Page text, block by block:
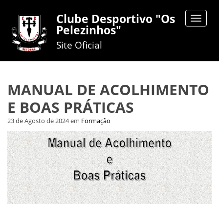
Toggle
Clube Desportivo "Os
Pelezinhos"
Site Oficial
MANUAL DE ACOLHIMENTO
E BOAS PRÁTICAS
23 de Agosto de 2024em Formação